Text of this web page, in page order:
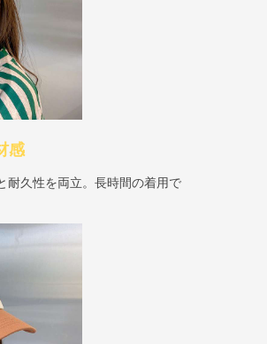
感
耐久性を両立。長時間の着用で